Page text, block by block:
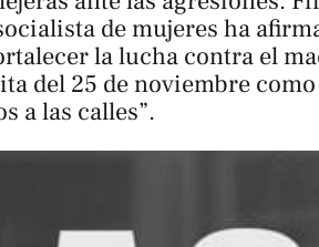
de mujeres ha
la lucha contra el
del 25 de noviembre
a las calles”.